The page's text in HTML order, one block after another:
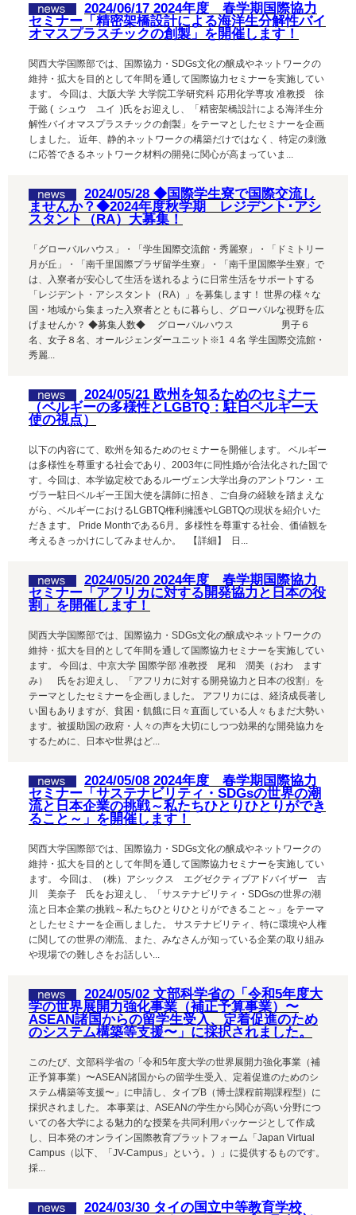
2024/06/17 2024年度 春学期国際協力
セミナー「精密架橋設計による海洋生分解性バイ
オマスプラスチックの創製」を開催します！
関西大学国際部では、国際協力・SDGs文化の醸成やネットワークの
維持・拡大を目的として年間を通して国際協力セミナーを実施してい
ます。 今回は、大阪大学 大学院工学研究科 応用化学専攻 准教授 徐
于懿 ( シュウ ユイ )氏をお迎えし、「精密架橋設計による海洋生分
解性バイオマスプラスチックの創製」をテーマとしたセミナーを企画
しました。 近年、静的ネットワークの構築だけではなく、特定の刺激
に応答できるネットワーク材料の開発に関心が高まっていま...
2024/05/28 ◆国際学生寮で国際交流し
ませんか？◆2024年度秋学期 レジデント･アシ
スタント（RA）大募集！
「グローバルハウス」・「学生国際交流館・秀麗寮」・「ドミトリー
月が丘」・「南千里国際プラザ留学生寮」・「南千里国際学生寮」で
は、入寮者が安心して生活を送れるように日常生活をサポートする
「レジデント・アシスタント（RA）」を募集します！ 世界の様々な
国・地域から集まった入寮者とともに暮らし、グローバルな視野を広
げませんか？ ◆募集人数◆ グローバルハウス 男子６
名、女子８名、オールジェンダーユニット※1 ４名 学生国際交流館・
秀麗...
2024/05/21 欧州を知るためのセミナー
（ベルギーの多様性とLGBTQ：駐日ベルギー大
使の視点）
以下の内容にて、欧州を知るためのセミナーを開催します。 ベルギー
は多様性を尊重する社会であり、2003年に同性婚が合法化された国で
す。今回は、本学協定校であるルーヴェン大学出身のアントワン・エ
ヴラー駐日ベルギー王国大使を講師に招き、ご自身の経験を踏まえな
がら、ベルギーにおけるLGBTQ権利擁護やLGBTQの現状を紹介いた
だきます。 Pride Monthである6月。多様性を尊重する社会、価値観を
考えるきっかけにしてみませんか。 【詳細】 日...
2024/05/20 2024年度 春学期国際協力
セミナー「アフリカに対する開発協⼒と⽇本の役
割」を開催します！
関西大学国際部では、国際協力・SDGs文化の醸成やネットワークの
維持・拡大を目的として年間を通して国際協力セミナーを実施してい
ます。 今回は、中京大学 国際学部 准教授 尾和 潤美（おわ ます
み） 氏をお迎えし、「アフリカに対する開発協⼒と⽇本の役割」を
テーマとしたセミナーを企画しました。 アフリカには、経済成⻑著し
い国もありますが、貧困・飢餓に⽇々直⾯している⼈々もまだ⼤勢い
ます。被援助国の政府・⼈々の声を⼤切にしつつ効果的な開発協⼒を
するために、⽇本や世界はど...
2024/05/08 2024年度 春学期国際協力
セミナー「サステナビリティ・SDGsの世界の潮
流と日本企業の挑戦～私たちひとりひとりができ
ること～」を開催します！
関西大学国際部では、国際協力・SDGs文化の醸成やネットワークの
維持・拡大を目的として年間を通して国際協力セミナーを実施してい
ます。 今回は、（株）アシックス エグゼクティブアドバイザー 吉
川 美奈子 氏をお迎えし、「サステナビリティ・SDGsの世界の潮
流と日本企業の挑戦～私たちひとりひとりができること～」をテーマ
としたセミナーを企画しました。 サステナビリティ、特に環境や人権
に関しての世界の潮流、また、みなさんが知っている企業の取り組み
や現場での難しさをお話しい...
2024/05/02 文部科学省の「令和5年度大
学の世界展開力強化事業（補正予算事業）〜
ASEAN諸国からの留学生受入、定着促進のため
のシステム構築等支援〜」に採択されました。
このたび、文部科学省の「令和5年度大学の世界展開力強化事業（補
正予算事業）〜ASEAN諸国からの留学生受入、定着促進のためのシ
ステム構築等支援〜」に申請し、タイプB（博士課程前期課程型）に
採択されました。 本事業は、ASEANの学生から関心が高い分野につ
いての各大学による魅力的な授業を共同利用パッケージとして作成
し、日本発のオンライン国際教育プラットフォーム「Japan Virtual
Campus（以下、「JV-Campus」という。）」に提供するものです。
採...
2024/03/30 タイの国立中等教育学校